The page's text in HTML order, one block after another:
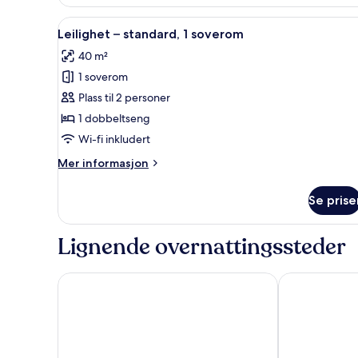
Åpne
alle
bildene
av
Leilighet
–
standard,
soverom
8
Leilighet – standard, 1 soverom
40 m²
1 soverom
Plass til 2 personer
1 dobbeltseng
Wi-fi inkludert
Mer informasjon
Mer
–
Se
Lignende overnattingssteder
Oriente Atiram Holiday Inn